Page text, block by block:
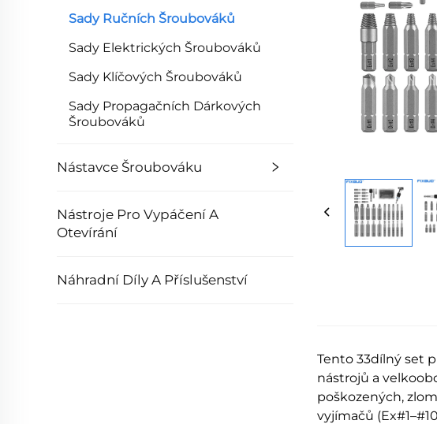
Sady Ručních Šroubováků
Sady Elektrických Šroubováků
Sady Klíčových Šroubováků
Sady Propagačních Dárkových
Šroubováků
Nástavce Šroubováku
Nástroje Pro Vypáčení A
Otevírání
Náhradní Díly A Příslušenství
Tento 33dílný set
nástrojů a
poškozených,
vyjímačů